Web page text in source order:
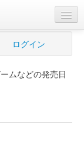
ログイン
ムなどの発売日